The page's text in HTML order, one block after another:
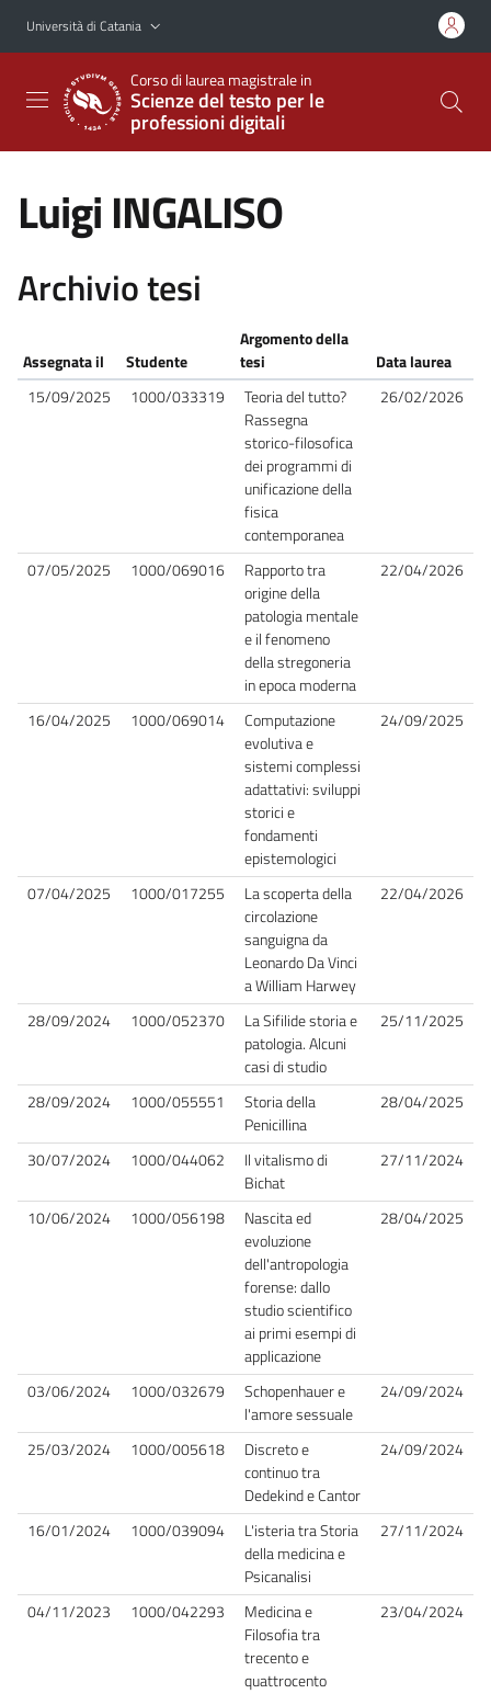
Vai al contenuto principale
Vai al menu di navigazione
Università di Catania
Corso di laurea magistrale in
Scienze del testo per le
professioni digitali
Luigi INGALISO
Archivio tesi
Assegnata il Studente
Argomento della
tesi
Data laurea
15/09/2025
1000/033319
Teoria del tutto?
Rassegna
storico-filosofica
dei programmi di
unificazione della
fisica
contemporanea
26/02/2026
07/05/2025 1000/069016
Rapporto tra
origine della
patologia mentale
e il fenomeno
della stregoneria
in epoca moderna
22/04/2026
16/04/2025 1000/069014
Computazione
evolutiva e
sistemi complessi
adattativi: sviluppi
storici e
fondamenti
epistemologici
24/09/2025
07/04/2025 1000/017255
La scoperta della
circolazione
sanguigna da
Leonardo Da Vinci
a William Harwey
22/04/2026
28/09/2024 1000/052370
La Sifilide storia e
patologia. Alcuni
casi di studio
25/11/2025
28/09/2024 1000/055551
Storia della
Penicillina
28/04/2025
30/07/2024 1000/044062
Il vitalismo di
Bichat
27/11/2024
10/06/2024 1000/056198
Nascita ed
evoluzione
dell'antropologia
forense: dallo
studio scientifico
ai primi esempi di
applicazione
28/04/2025
03/06/2024 1000/032679
Schopenhauer e
l'amore sessuale
24/09/2024
25/03/2024 1000/005618
Discreto e
continuo tra
Dedekind e Cantor
24/09/2024
16/01/2024 1000/039094
L'isteria tra Storia
della medicina e
Psicanalisi
27/11/2024
04/11/2023 1000/042293
Medicina e
Filosofia tra
trecento e
quattrocento
23/04/2024